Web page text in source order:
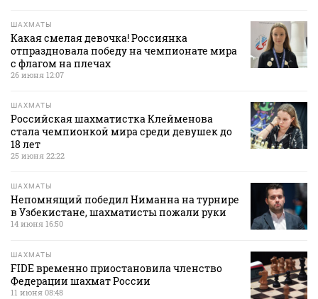
ШАХМАТЫ
Какая смелая девочка! Россиянка
отпраздновала победу на чемпионате мира
с флагом на плечах
26 июня 12:07
ШАХМАТЫ
Российская шахматистка Клейменова
стала чемпионкой мира среди девушек до
18 лет
25 июня 22:22
ШАХМАТЫ
Непомнящий победил Ниманна на турнире
в Узбекистане, шахматисты пожали руки
14 июня 16:50
ШАХМАТЫ
FIDE временно приостановила членство
Федерации шахмат России
11 июня 08:48